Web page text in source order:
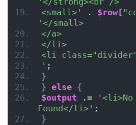
<small>'
. $row[
'</small>
</a>
</li>
<li
' ;
}
} else {
$output .=
Found</li>' ;
}